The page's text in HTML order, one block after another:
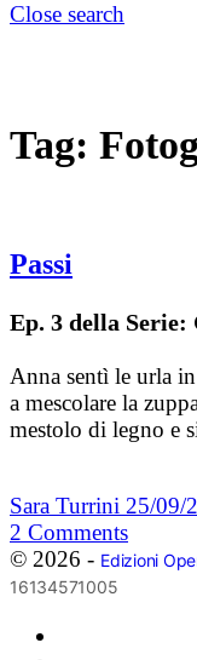
Close search
Tag:
Passi
Ep. 3 della Serie:
Anna sentì le urla
a mescolare la
mestolo di legno e
Sara Turrini 25/09/
2 Comments
© 2026 - Edizioni
16134571005